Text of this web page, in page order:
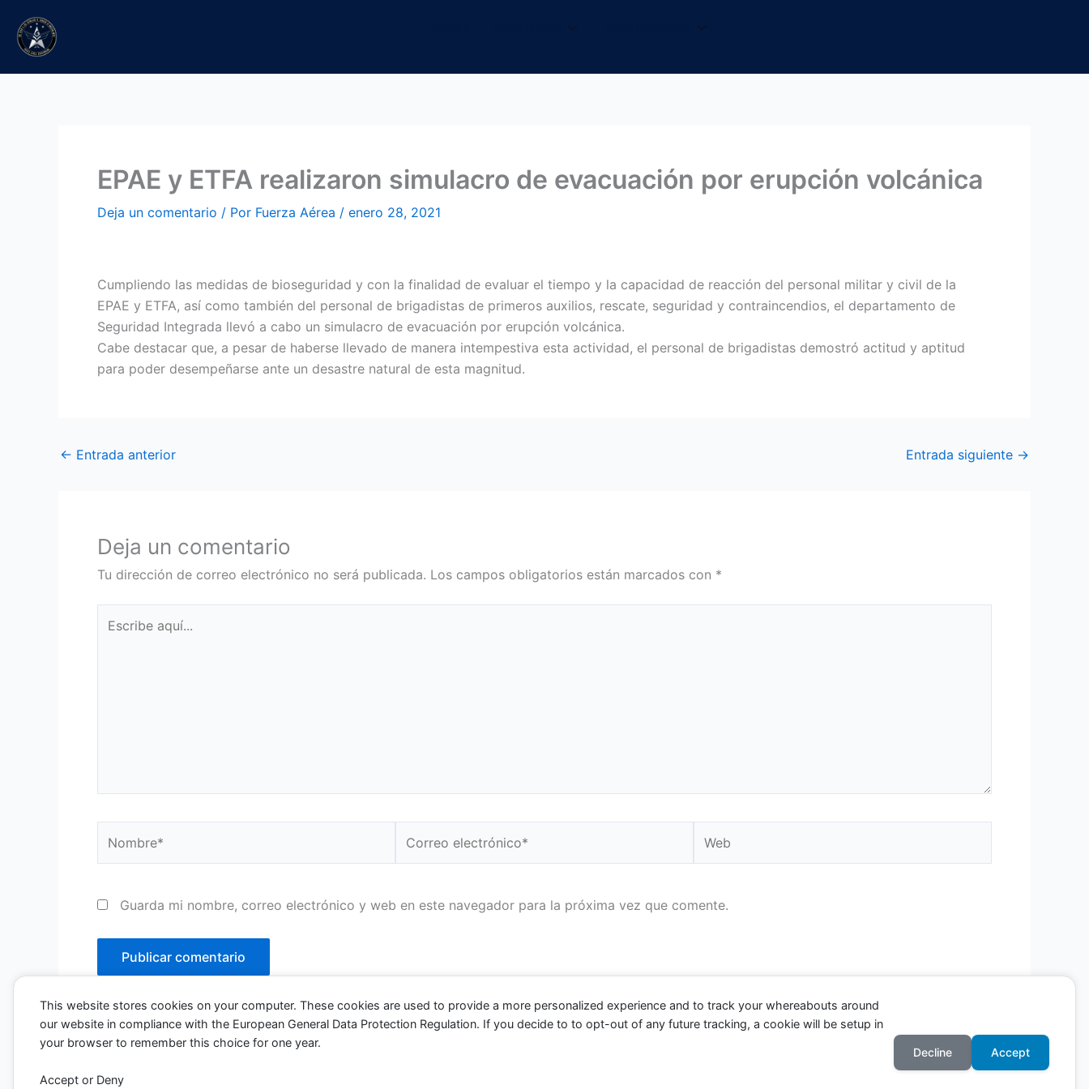
contenido
EPAE y ETFA realizaron simulacro de evacuación por erupción volcánica
Deja un comentario / Por Fuerza Aérea / enero 28, 2021
Cumpliendo las medidas de bioseguridad y con la finalidad de evaluar el tiempo y la capacidad de reacción del personal militar y civil de la
EPAE y ETFA, así como también del personal de brigadistas de primeros auxilios, rescate, seguridad y contraincendios, el departamento de
Seguridad Integrada llevó a cabo un simulacro de evacuación por erupción volcánica.
Cabe destacar que, a pesar de haberse llevado de manera intempestiva esta actividad, el personal de brigadistas demostró actitud y aptitud
para poder desempeñarse ante un desastre natural de esta magnitud.
← Entrada anterior Entrada siguiente →
Deja un comentario
Tu dirección de correo electrónico no será publicada. Los campos obligatorios están marcados con *
aquí...
electrónico*
Guarda mi nombre, correo electrónico y web en este navegador para la próxima vez que comente.
This website stores cookies on your computer. These cookies are used to provide a more personalized experience and to track your whereabouts around
our website in compliance with the European General Data Protection Regulation. If you decide to to opt-out of any future tracking, a cookie will be setup in
your browser to remember this choice for one year.
Accept or Deny
Decline Accept